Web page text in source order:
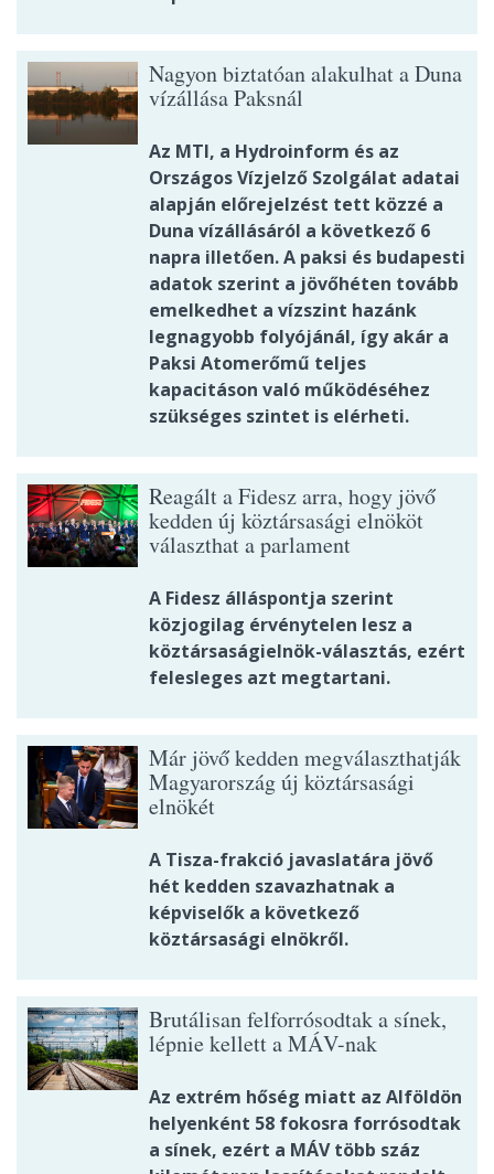
Nagyon biztatóan alakulhat a Duna
vízállása Paksnál
Az MTI, a Hydroinform és az
Országos Vízjelző Szolgálat adatai
alapján előrejelzést tett közzé a
Duna vízállásáról a következő 6
napra illetően. A paksi és budapesti
adatok szerint a jövőhéten tovább
emelkedhet a vízszint hazánk
legnagyobb folyójánál, így akár a
Paksi Atomerőmű teljes
kapacitáson való működéséhez
szükséges szintet is elérheti.
Reagált a Fidesz arra, hogy jövő
kedden új köztársasági elnököt
választhat a parlament
A Fidesz álláspontja szerint
közjogilag érvénytelen lesz a
köztársaságielnök-választás, ezért
felesleges azt megtartani.
Már jövő kedden megválaszthatják
Magyarország új köztársasági
elnökét
A Tisza-frakció javaslatára jövő
hét kedden szavazhatnak a
képviselők a következő
köztársasági elnökről.
Brutálisan felforrósodtak a sínek,
lépnie kellett a MÁV-nak
Az extrém hőség miatt az Alföldön
helyenként 58 fokosra forrósodtak
a sínek, ezért a MÁV több száz